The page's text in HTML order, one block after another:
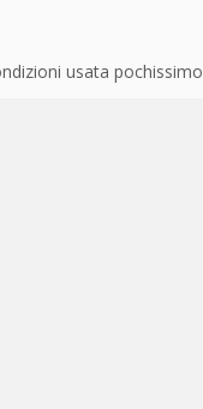
usata pochissimo